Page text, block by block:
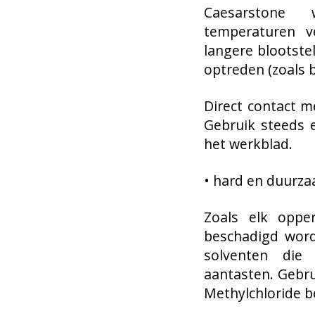
temperaturen
langere
optreden (zoals
Direct contact
Gebruik steeds
het werkblad.
• hard en
Zoals elk
beschadigd
solventen die
aantasten.
Methylchloride